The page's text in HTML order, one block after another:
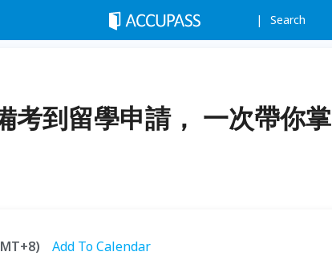
Search
考到留學申請， 一次帶你掌
Add To Calendar